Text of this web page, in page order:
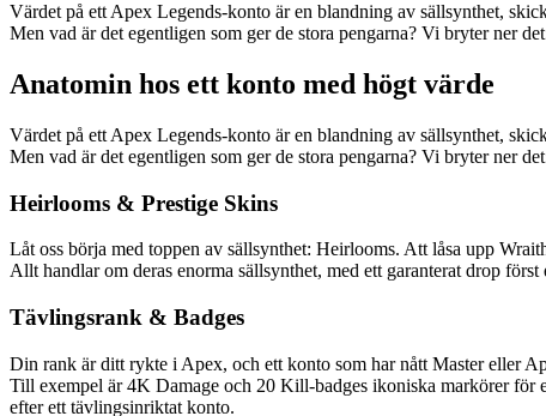
Värdet på ett Apex Legends-konto är en blandning av sällsynthet,
Men vad är det egentligen som ger de stora pengarna? Vi bryter ner
Anatomin hos ett konto med högt värde
Värdet på ett Apex Legends-konto är en blandning av sällsynthet,
Men vad är det egentligen som ger de stora pengarna? Vi bryter ner
Heirlooms & Prestige Skins
Låt oss börja med toppen av sällsynthet: Heirlooms. Att låsa upp
Allt handlar om deras enorma sällsynthet, med ett garanterat drop
Tävlingsrank & Badges
Din rank är ditt rykte i Apex, och ett konto som har nått Master eller
Till exempel är 4K Damage och 20 Kill-badges ikoniska markörer för
efter ett tävlingsinriktat konto.